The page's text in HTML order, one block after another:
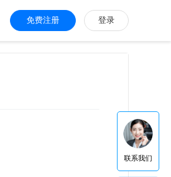
免费注册 登录
联系我们